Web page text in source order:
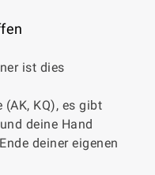
ist dies
KQ), es gibt
deine Hand
deiner eigenen